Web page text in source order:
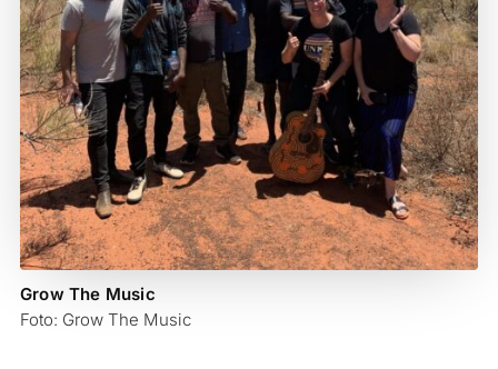
Grow The Music
Foto: Grow The Music